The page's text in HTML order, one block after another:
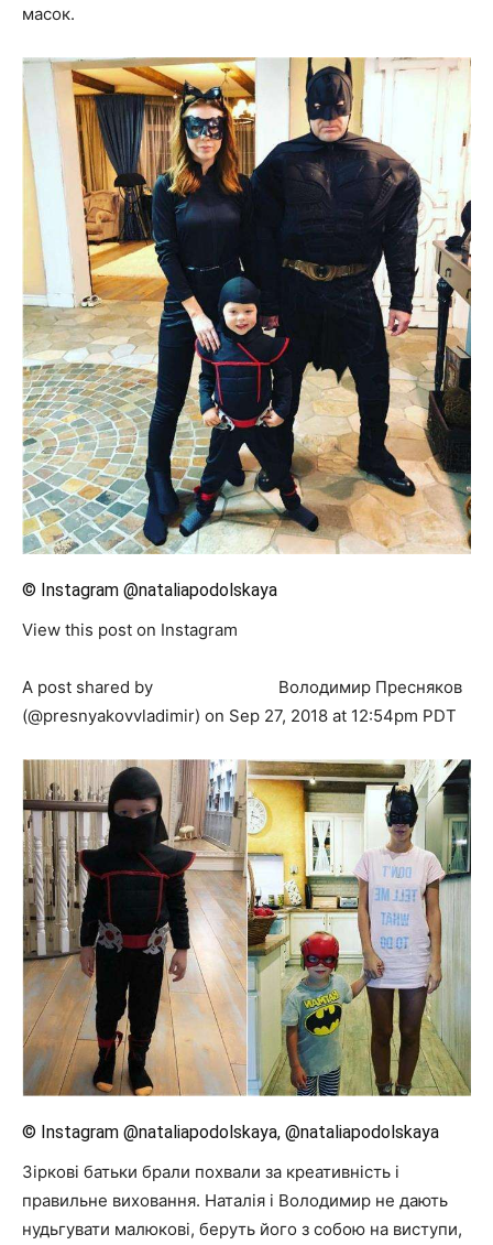
масок.
© Instagram @nataliapodolskaya
View this post on Instagram
A post shared by ⠀⠀⠀⠀⠀⠀⠀⠀⠀⠀Володимир Пресняков
(@presnyakovvladimir) on Sep 27, 2018 at 12:54pm PDT
© Instagram @nataliapodolskaya, @nataliapodolskaya
Зіркові батьки брали похвали за креативність і
правильне виховання. Наталія і Володимир не дають
нудьгувати малюкові, беруть його з собою на виступи,